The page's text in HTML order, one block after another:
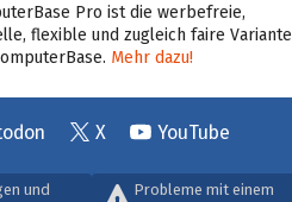
Pro ist die werbefreie,
flexible und zugleich faire Variante
Mehr dazu!
X YouTube
und
Probleme mit einem